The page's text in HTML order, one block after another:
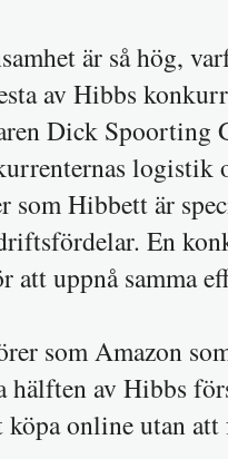
är så hög,
av Hibbs
Dick Spoorting
logistik
som Hibbett är
En
att uppnå samma
som Amazon
hälften av Hibbs
online utan att